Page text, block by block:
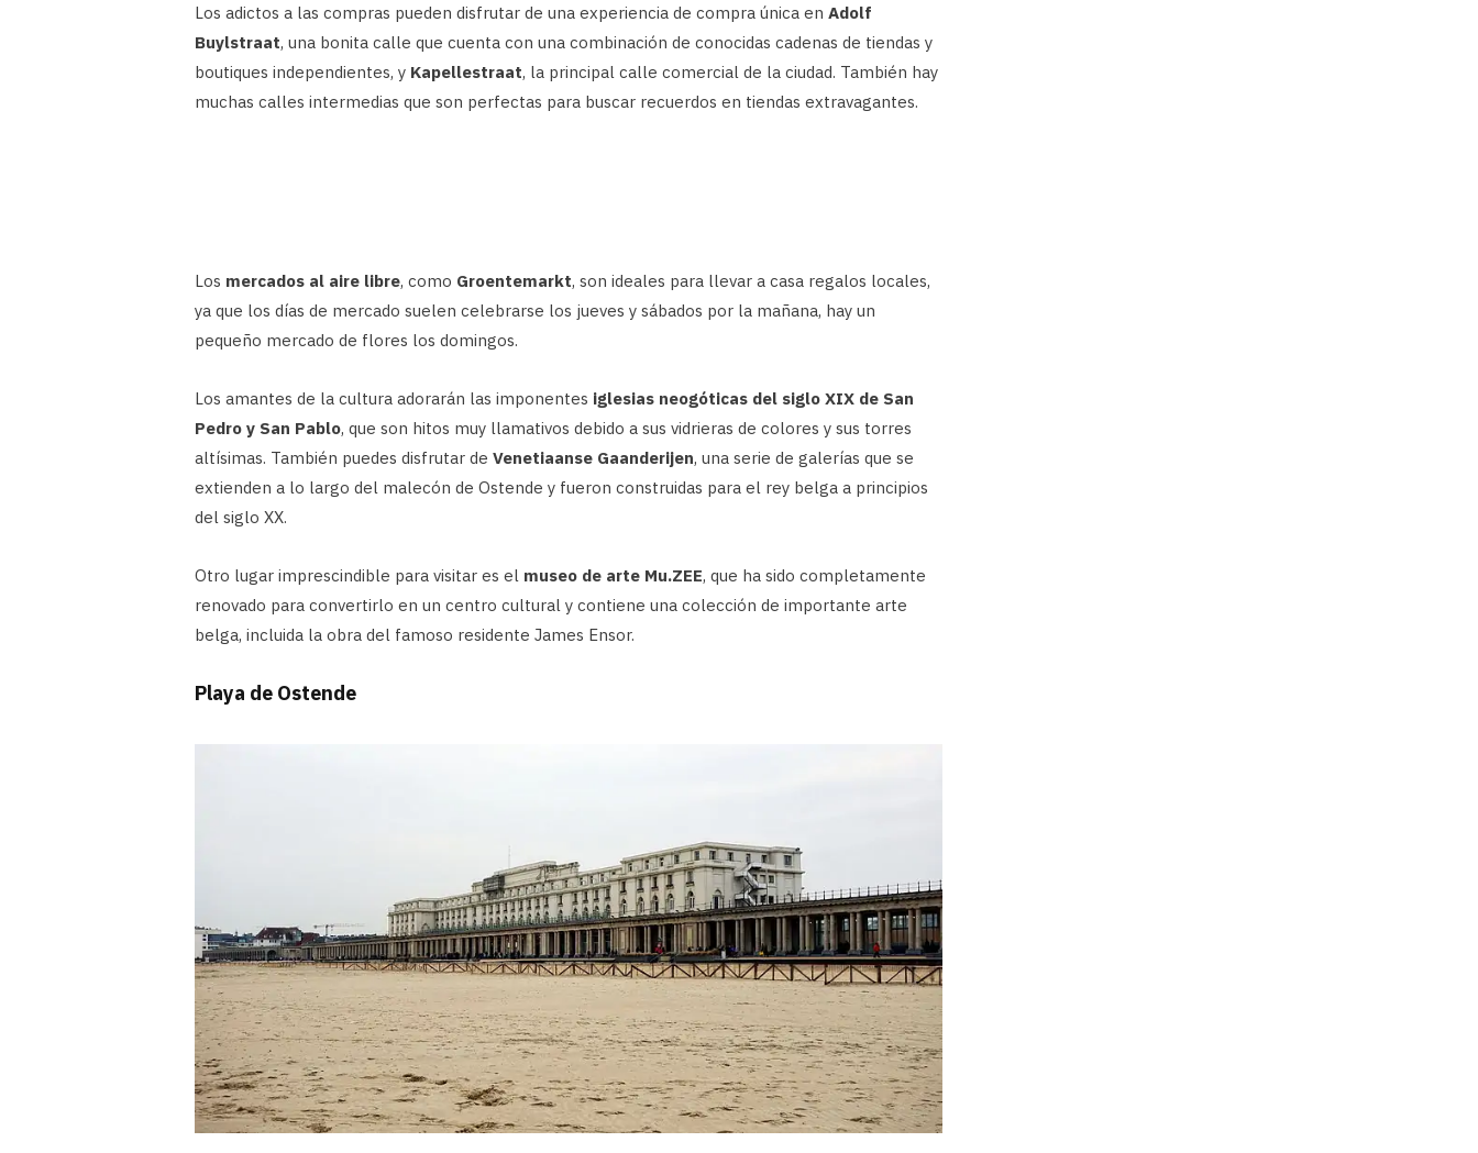
Los adictos a las compras pueden disfrutar de una experiencia de compra única en Adolf
Buylstraat, una bonita calle que cuenta con una combinación de conocidas cadenas de tiendas y
boutiques independientes, y Kapellestraat, la principal calle comercial de la ciudad. También hay
muchas calles intermedias que son perfectas para buscar recuerdos en tiendas extravagantes.
Los mercados al aire libre, como Groentemarkt, son ideales para llevar a casa regalos locales,
ya que los días de mercado suelen celebrarse los jueves y sábados por la mañana, hay un
pequeño mercado de flores los domingos.
Los amantes de la cultura adorarán las imponentes iglesias neogóticas del siglo XIX de San
Pedro y San Pablo, que son hitos muy llamativos debido a sus vidrieras de colores y sus torres
altísimas. También puedes disfrutar de Venetiaanse Gaanderijen, una serie de galerías que se
extienden a lo largo del malecón de Ostende y fueron construidas para el rey belga a principios
del siglo XX.
Otro lugar imprescindible para visitar es el museo de arte Mu.ZEE, que ha sido completamente
renovado para convertirlo en un centro cultural y contiene una colección de importante arte
belga, incluida la obra del famoso residente James Ensor.
Playa de Ostende